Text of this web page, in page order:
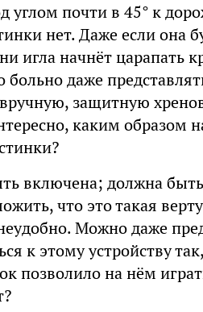
углом почти в 45° к
нет. Даже если она
игла начнёт царапать
даже
защитную
каким образом
включена; должна
что это такая
Можно даже
к этому устройству
позволило на нём